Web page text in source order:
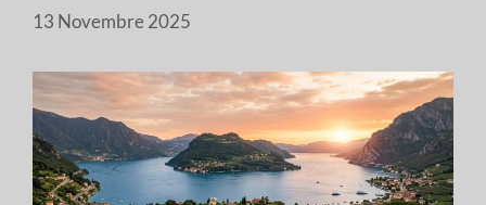
13 Novembre 2025